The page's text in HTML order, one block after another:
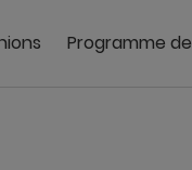
Programme